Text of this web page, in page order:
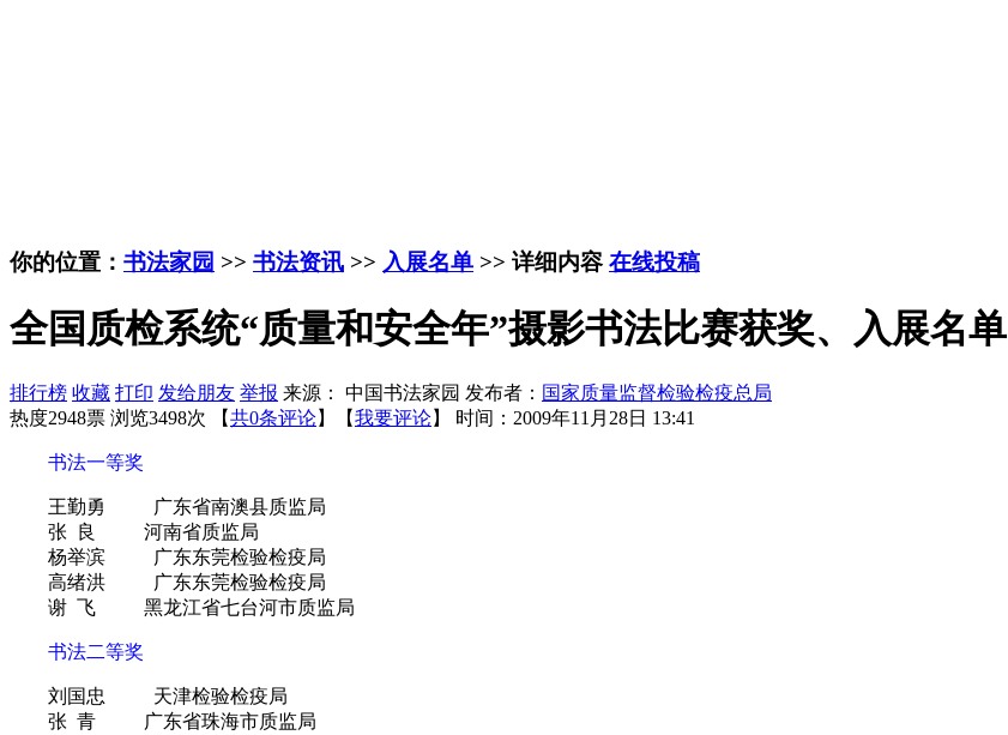
你的位置： 书法家园 >> 书法资讯 >> 入展名单 >> 详细内容 在线投稿
全国质检系统“质量和安全年”摄影书法比赛获奖、入展名单
排行榜 收藏 打印 发给朋友 举报 来源： 中国书法家园 发布者： 国家质量监督检验检疫总局
热度2948票 浏览3498次 【共0条评论】【我要评论】 时间：2009年11月28日 13:41
书法一等奖
王勤勇 广东省南澳县质监局
张 良 河南省质监局
杨举滨 广东东莞检验检疫局
高绪洪 广东东莞检验检疫局
谢 飞 黑龙江省七台河市质监局
书法二等奖
刘国忠 天津检验检疫局
张 青 广东省珠海市质监局